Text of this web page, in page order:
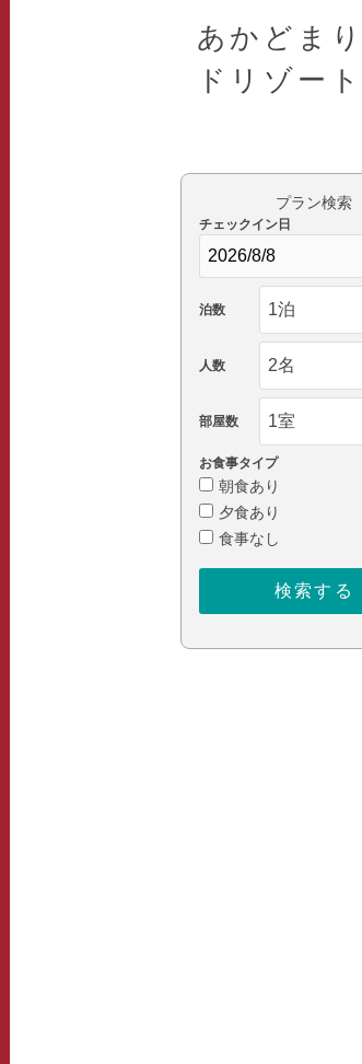
あかどま
ドリゾー
プラン検索
チェックイン日
泊数
人数
部屋数
お食事タイプ
朝食あり
夕食あり
食事なし